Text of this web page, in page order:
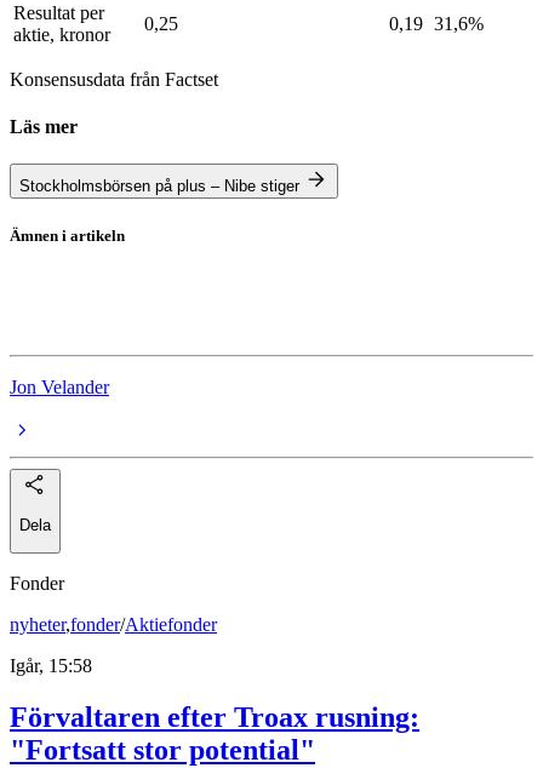
Resultat per
aktie, kronor
0,25 0,19 31,6%
Konsensusdata från Factset
Läs mer
Stockholmsbörsen på plus – Nibe stiger
Ämnen i artikeln
Jon Velander
Dela
Fonder
nyheter,fonder/Aktiefonder
Igår, 15:58
Förvaltaren efter Troax rusning:
"Fortsatt stor potential"